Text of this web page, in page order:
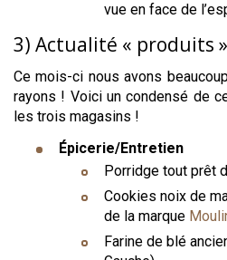
vue en face de
3) Actualité « produits »
Ce mois-ci nous avons
rayons ! Voici un condensé de
les trois magasins !
Épicerie/Entretien
Porridge tout prêt
Cookies noix de
de la marque
Farine de blé